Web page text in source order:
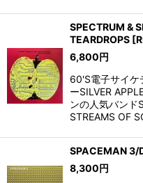
SPECTRUM &
TEARDROPS [
6,800 円
60'S電子サイケ
ーSILVER
ンの人気バンド
STREAMS OF
SPACEMAN 3/
8,300 円